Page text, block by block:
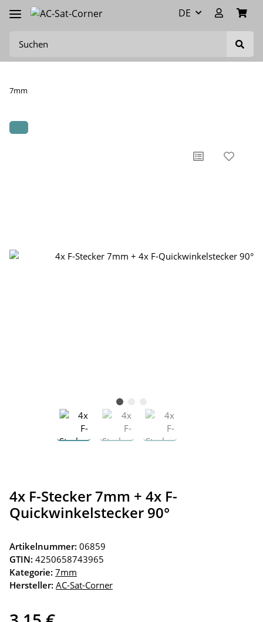
DE
7mm
4x F-Stecker 7mm + 4x F-
Quickwinkelstecker 90°
Artikelnummer: 06859
GTIN: 4250658743965
Kategorie: 7mm
Hersteller: AC-Sat-Corner